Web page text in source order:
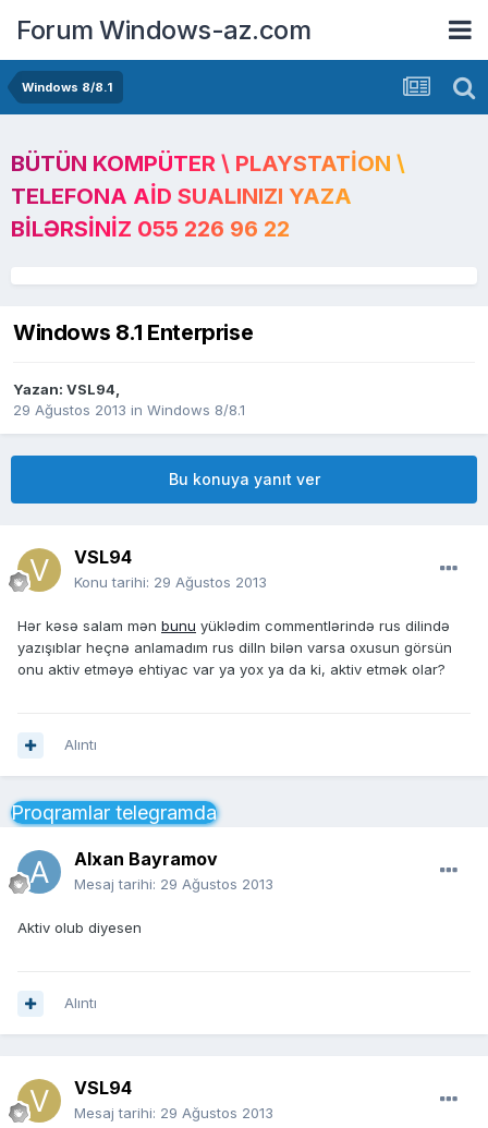
Forum Windows-az.com
Windows 8/8.1
BÜTÜN KOMPÜTER \ PLAYSTATION \
TELEFONA AID SUALINIZI YAZA
BILƏRSINIZ 055 226 96 22
Windows 8.1 Enterprise
Yazan: VSL94,
29 Ağustos 2013 in Windows 8/8.1
Bu konuya yanıt ver
VSL94
Konu tarihi: 29 Ağustos 2013
Hər kəsə salam mən bunu yüklədim commentlərində rus dilində
yazışıblar heçnə anlamadım rus dilln bilən varsa oxusun görsün
onu aktiv etməyə ehtiyac var ya yox ya da ki, aktiv etmək olar?
Alıntı
Proqramlar telegramda
Alxan Bayramov
Mesaj tarihi: 29 Ağustos 2013
Aktiv olub diyesen
Alıntı
VSL94
Mesaj tarihi: 29 Ağustos 2013